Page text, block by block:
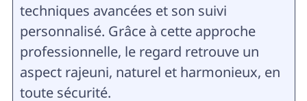
techniques avancées et son suivi
personnalisé. Grâce à cette approche
professionnelle, le regard retrouve un
aspect rajeuni, naturel et harmonieux, en
toute sécurité.